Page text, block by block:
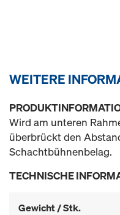
WEITERE
Wird am unteren
überbrückt den
Schachtbühnenbelag.
TECHNISCHE
Gewicht / Stk.